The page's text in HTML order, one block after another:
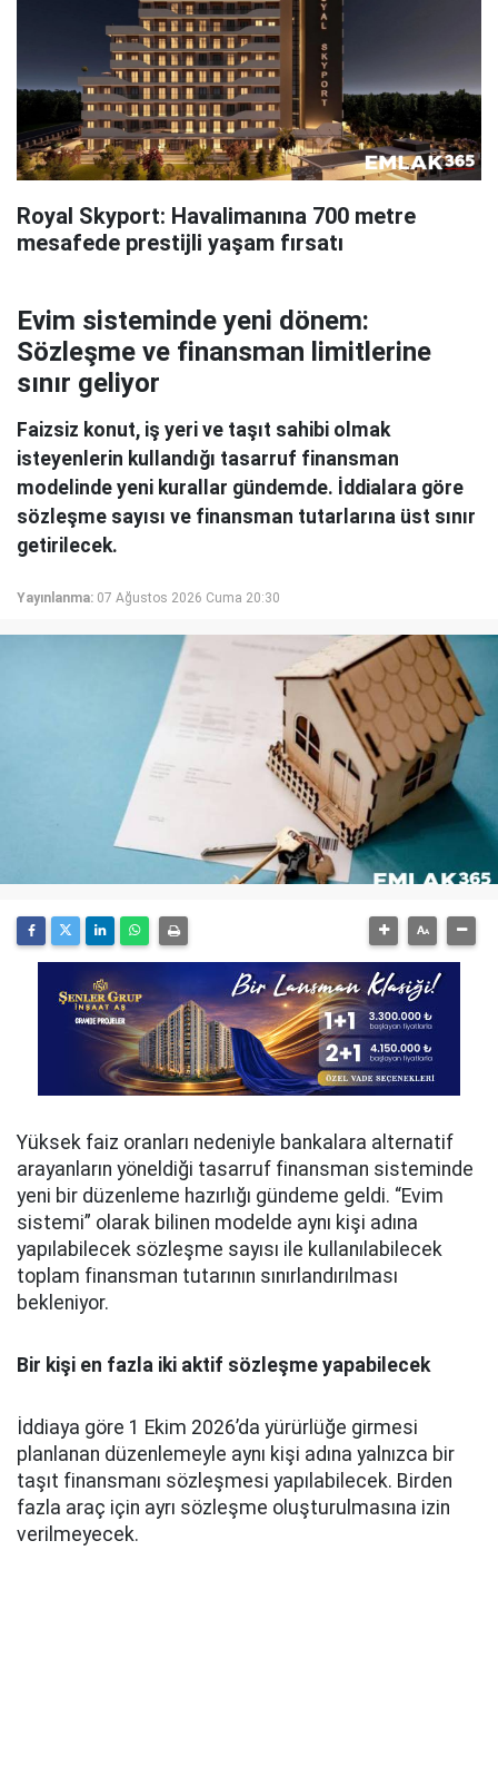
Royal Skyport: Havalimanına 700 metre
mesafede prestijli yaşam fırsatı
Evim sisteminde yeni dönem:
Sözleşme ve finansman limitlerine
sınır geliyor
Faizsiz konut, iş yeri ve taşıt sahibi olmak
isteyenlerin kullandığı tasarruf finansman
modelinde yeni kurallar gündemde. İddialara göre
sözleşme sayısı ve finansman tutarlarına üst sınır
getirilecek.
Yayınlanma: 07 Ağustos 2026 Cuma 20:30
Yüksek faiz oranları nedeniyle bankalara alternatif
arayanların yöneldiği tasarruf finansman sisteminde
yeni bir düzenleme hazırlığı gündeme geldi. “Evim
sistemi” olarak bilinen modelde aynı kişi adına
yapılabilecek sözleşme sayısı ile kullanılabilecek
toplam finansman tutarının sınırlandırılması
bekleniyor.
Bir kişi en fazla iki aktif sözleşme yapabilecek
İddiaya göre 1 Ekim 2026’da yürürlüğe girmesi
planlanan düzenlemeyle aynı kişi adına yalnızca bir
taşıt finansmanı sözleşmesi yapılabilecek. Birden
fazla araç için ayrı sözleşme oluşturulmasına izin
verilmeyecek.